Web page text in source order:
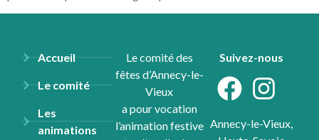
Accueil
Le comité
Les
animations
Le comité des
fêtes d’Annecy-le-
Vieux
a pour vocation
l’animation festive
Suivez-nous
Annecy-le-Vieux,